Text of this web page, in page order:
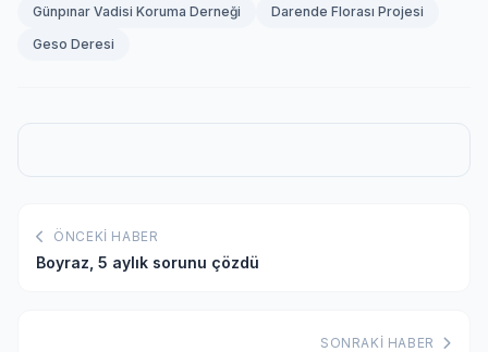
Günpınar Vadisi Koruma Derneği
Darende Florası Projesi
Geso Deresi
ÖNCEKI HABER
Boyraz, 5 aylık sorunu çözdü
SONRAKI HABER